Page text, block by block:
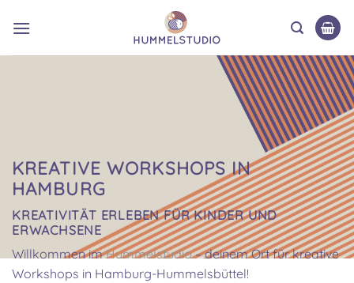
Inhalt
KREATIVE WORKSHOPS IN
HAMBURG
KREATIVITÄT ERLEBEN FÜR KINDER UND
ERWACHSENE
Willkommen imHummelstudio– deinem Ort für kreative
Workshops in Hamburg-Hummelsbüttel!